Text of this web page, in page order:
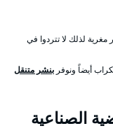
لذلك لا تتردوا في
أيضاً ونوفر بنشر متنقل
الصناعية